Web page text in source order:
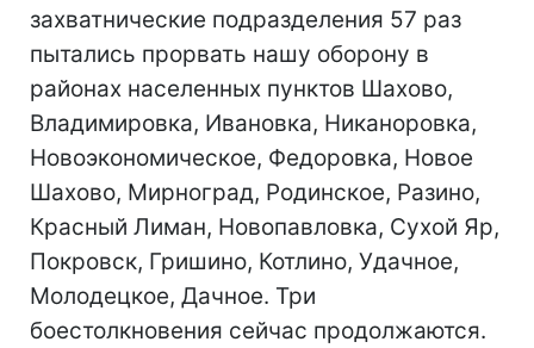
захватнические подразделения 57 раз
пытались прорвать нашу оборону в
районах населенных пунктов Шахово,
Владимировка, Ивановка, Никаноровка,
Новоэкономическое, Федоровка, Новое
Шахово, Мирноград, Родинское, Разино,
Красный Лиман, Новопавловка, Сухой Яр,
Покровск, Гришино, Котлино, Удачное,
Молодецкое, Дачное. Три
боестолкновения сейчас продолжаются.